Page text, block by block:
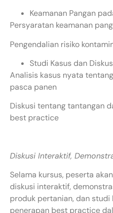
Keamanan Pangan
Persyaratan keamanan
Pengendalian risiko
Studi Kasus dan
Analisis kasus nyata
pasca panen
Diskusi tentang tantangan
best practice
Diskusi Interaktif,
Selama kursus, peserta
diskusi interaktif,
produk pertanian, dan studi
penerapan best practice